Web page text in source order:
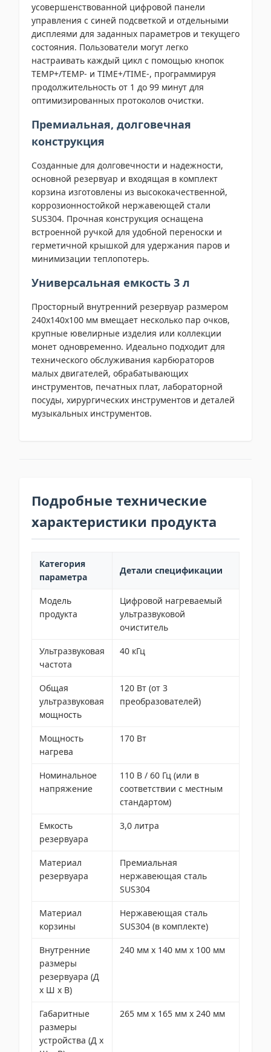
усовершенствованной цифровой панели
управления с синей подсветкой и отдельными
дисплеями для заданных параметров и текущего
состояния. Пользователи могут легко
настраивать каждый цикл с помощью кнопок
TEMP+/TEMP- и TIME+/TIME-, программируя
продолжительность от 1 до 99 минут для
оптимизированных протоколов очистки.
Премиальная, долговечная
конструкция
Созданные для долговечности и надежности,
основной резервуар и входящая в комплект
корзина изготовлены из высококачественной,
коррозионностойкой нержавеющей стали
SUS304. Прочная конструкция оснащена
встроенной ручкой для удобной переноски и
герметичной крышкой для удержания паров и
минимизации теплопотерь.
Универсальная емкость 3 л
Просторный внутренний резервуар размером
240x140x100 мм вмещает несколько пар очков,
крупные ювелирные изделия или коллекции
монет одновременно. Идеально подходит для
технического обслуживания карбюраторов
малых двигателей, обрабатывающих
инструментов, печатных плат, лабораторной
посуды, хирургических инструментов и деталей
музыкальных инструментов.
Подробные технические
характеристики продукта
Категория
параметра
Детали спецификации
Модель
продукта
Цифровой нагреваемый
ультразвуковой
очиститель
Ультразвуковая
частота
40 кГц
Общая
ультразвуковая
мощность
120 Вт (от 3
преобразователей)
Мощность
нагрева
170 Вт
Номинальное
напряжение
110 В / 60 Гц (или в
соответствии с местным
стандартом)
Емкость
резервуара
3,0 литра
Материал
резервуара
Премиальная
нержавеющая сталь
SUS304
Материал
корзины
Нержавеющая сталь
SUS304 (в комплекте)
Внутренние
размеры
резервуара (Д
x Ш x В)
240 мм x 140 мм x 100 мм
Габаритные
размеры
устройства (Д x
265 мм x 165 мм x 240 мм